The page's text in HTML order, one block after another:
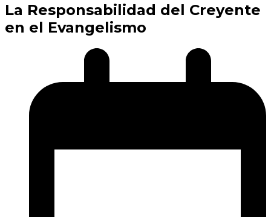
La Responsabilidad del Creyente
en el Evangelismo